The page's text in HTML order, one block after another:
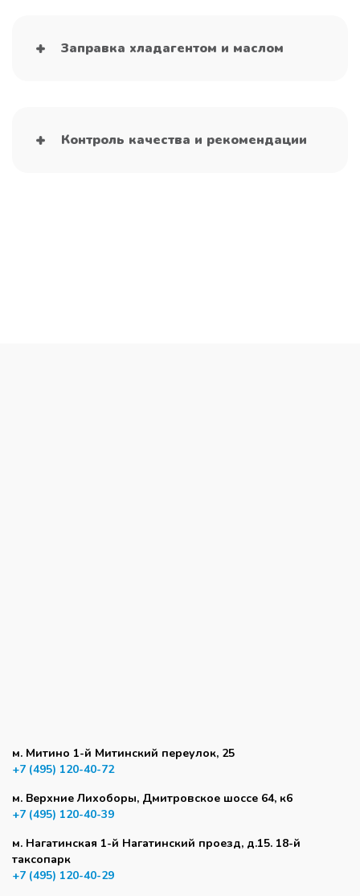
Заправка хладагентом и маслом
Контроль качества и рекомендации
м. Митино 1-й Митинский переулок, 25
+7 (495) 120-40-72
м. Верхние Лихоборы, Дмитровское шоссе 64, к6
+7 (495) 120-40-39
м. Нагатинская 1-й Нагатинский проезд, д.15. 18-й
таксопарк
+7 (495) 120-40-29